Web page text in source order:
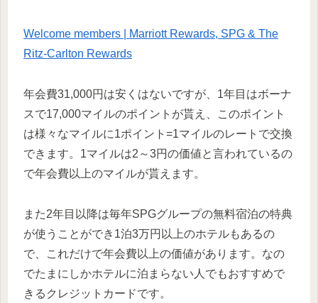
Welcome members | Marriott Rewards, SPG & The
Ritz-Carlton Rewards
年会費31,000円は安くはないですが、1年目はボーナ
スで17,000マイルのポイントが貰え、このポイント
は様々なマイルに1ポイント=1マイルのレートで交換
できます。1マイルは2～3円の価値と言われているの
で年会費以上のマイルが貰えます。
また2年目以降は毎年SPGグループの無料宿泊の特典
が使うことができ1泊3万円以上のホテルもあるの
で、これだけで年会費以上の価値があります。なの
でたまにしかホテルに泊まらない人でもおすすめで
きるクレジットカードです。